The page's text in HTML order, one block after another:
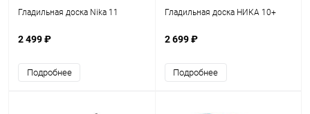
Гладильная доска Nika 11
2 499 ₽
Подробнее
Гладильная доска НИКА 10+
2 699 ₽
Подробнее